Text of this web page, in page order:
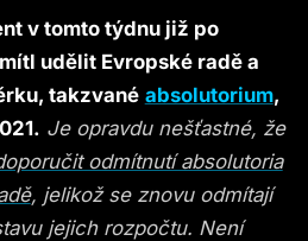
v tomto týdnu již po
udělit Evropské radě a
takzvané absolutorium,
Je opravdu nešťastné, že
odmítnutí absolutoria
, jelikož se znovu odmítají
jejich rozpočtu. Není